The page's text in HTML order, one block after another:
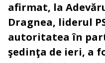
afirmat, la
Dragnea, liderul
autoritatea în
şedinţa de ieri, a